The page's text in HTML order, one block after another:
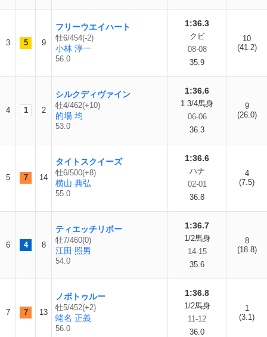
3 5 9
フリーウエイハート
牡6/454(-2)
小林 淳一
56.0
1:36.3
クビ
08-08
35.9
10
(41.2)
4 1 2
シルクディヴァイン
牡4/462(+10)
的場 均
53.0
1:36.6
1 3/4馬身
06-06
36.3
9
(26.0)
5 7 14
タイトスクイーズ
牡6/500(+8)
横山 典弘
55.0
1:36.6
ハナ
02-01
36.8
4
(7.5)
6 4 8
ティエッチリボー
牡7/460(0)
江田 照男
54.0
1:36.7
1/2馬身
14-15
35.6
8
(18.8)
7 7 13
ノボトゥルー
牡5/452(+2)
蛯名 正義
56.0
1:36.8
1/2馬身
11-12
36.0
1
(3.1)